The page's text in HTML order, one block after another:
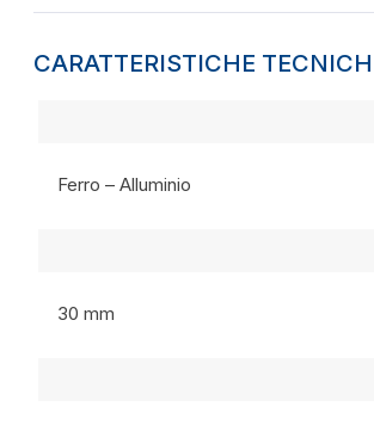
CARATTERISTICHE
Ferro – Alluminio
30 mm